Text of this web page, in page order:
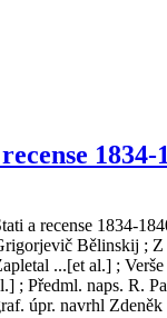
1834-
a recense 1834-
Bělinskij ; Z
...[et al.] ;
; Předml. naps. R.
úpr. navrhl Zdeněk